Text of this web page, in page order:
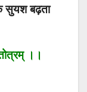
सुयश बढ़ता
।।